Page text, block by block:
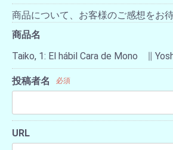
商品について、お客様のご感想をお
商品名
Taiko, 1: El hábil Cara de Mono ∥
投稿者名 必須
URL